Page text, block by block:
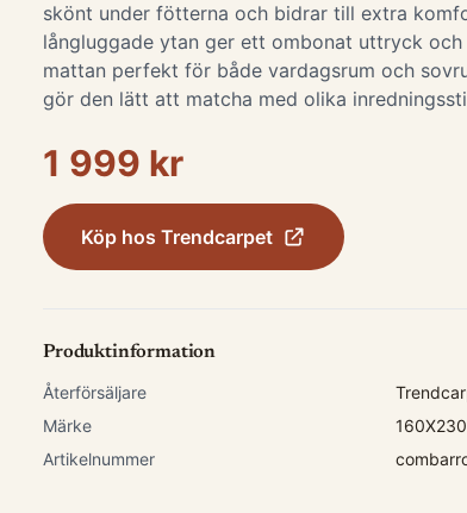
skönt under fötterna och bidrar till extra
långluggade ytan ger ett ombonat uttryck
mattan perfekt för både vardagsrum och
gör den lätt att matcha med olika
1 999 kr
Köp hos Trendcarpet
Produktinformation
Återförsäljare
Märke
Artikelnummer